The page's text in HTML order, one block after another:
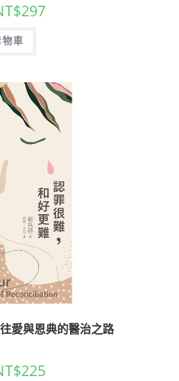
297
車
愛與恩典的醫治之路
225